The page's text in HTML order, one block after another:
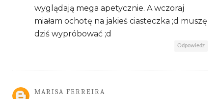
wyglądają mega apetycznie. A wczoraj
miałam ochotę na jakieś ciasteczka ;d muszę
dziś wypróbować ;d
Odpowiedz
MARISA FERREIRA